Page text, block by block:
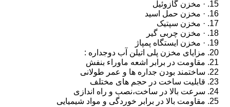
· مخزن گازوئیل
· مخزن حمل اسید
· مخزن سپتیک
· مخزن چربی گیر
· مخزن ایستگاه پمپاژ
مزایای مخزن پلی اتیلن آب دوجداره :
مقاومت در برابر اشعه ماوراء بنفش
ساختمند بودن جداره ها و عمر طولانی
قابلیت ساخت در حجم های مختلف
سرعت بالا در ساخت،نصب و راه اندازی
مقاومت بالا در برابر خوردگی و مواد شیمیایی